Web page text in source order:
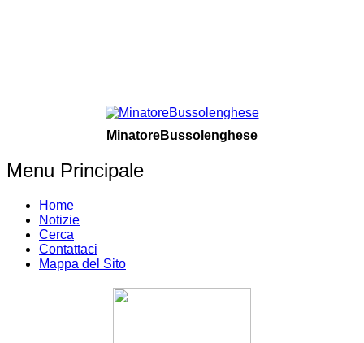
MinatoreBussolenghese
Menu Principale
Home
Notizie
Cerca
Contattaci
Mappa del Sito